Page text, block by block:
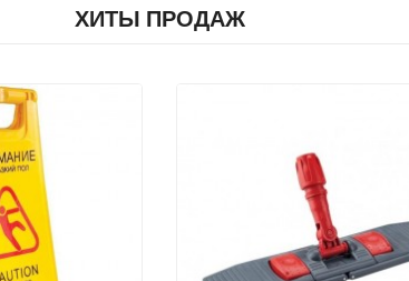
ХИТЫ ПРОДАЖ